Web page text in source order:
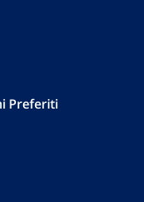
Preferiti